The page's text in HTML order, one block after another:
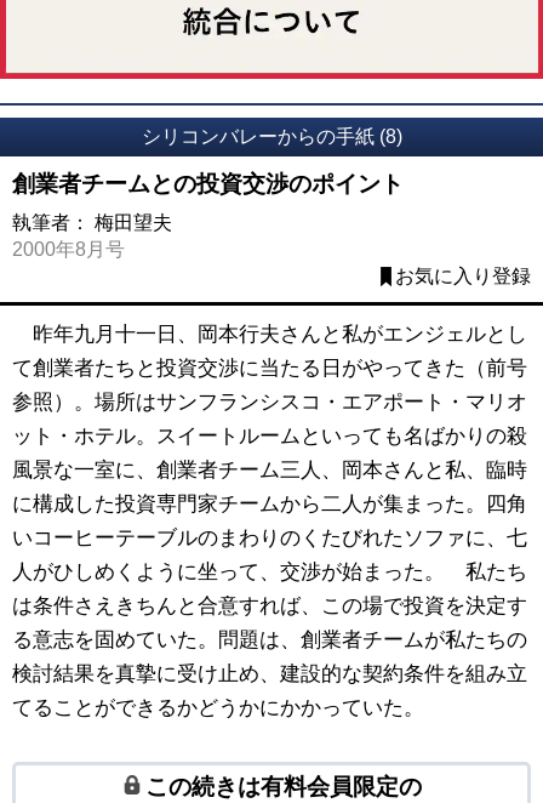
シリコンバレーからの手紙 (8)
創業者チームとの投資交渉のポイント
執筆者： 梅田望夫
2000年8月号
お気に入り登録
昨年九月十一日、岡本行夫さんと私がエンジェルとし
て創業者たちと投資交渉に当たる日がやってきた（前号
参照）。場所はサンフランシスコ・エアポート・マリオ
ット・ホテル。スイートルームといっても名ばかりの殺
風景な一室に、創業者チーム三人、岡本さんと私、臨時
に構成した投資専門家チームから二人が集まった。四角
いコーヒーテーブルのまわりのくたびれたソファに、七
人がひしめくように坐って、交渉が始まった。 私たち
は条件さえきちんと合意すれば、この場で投資を決定す
る意志を固めていた。問題は、創業者チームが私たちの
検討結果を真摯に受け止め、建設的な契約条件を組み立
てることができるかどうかにかかっていた。
この続きは有料会員限定の